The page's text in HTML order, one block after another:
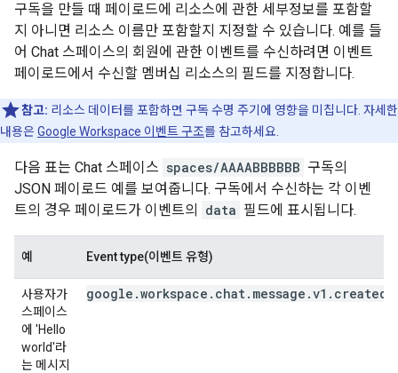
구독을 만들 때 페이로드에 리소스에 관한 세부정보를 포함할
지 아니면 리소스 이름만 포함할지 지정할 수 있습니다. 예를 들
어 Chat 스페이스의 회원에 관한 이벤트를 수신하려면 이벤트
페이로드에서 수신할 멤버십 리소스의 필드를 지정합니다.
참고: 리소스 데이터를 포함하면 구독 수명 주기에 영향을 미칩니다. 자세한
내용은Google Workspace 이벤트 구조를 참고하세요.
다음 표는 Chat 스페이스 spaces/AAAABBBBBB 구독의
JSON 페이로드 예를 보여줍니다. 구독에서 수신하는 각 이벤
트의 경우 페이로드가 이벤트의
data 필드에 표시됩니다.
예 Event type(이벤트 유형)
사용자가
스페이스
에 'Hello
world'라
는 메시지
google.workspace.chat.message.v1.created